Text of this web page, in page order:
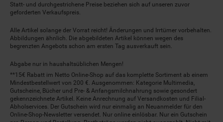
Statt- und durchgestrichene Preise beziehen sich auf unseren zuvor
geforderten Verkaufspreis.
Alle Artikel solange der Vorrat reicht! Änderungen und Irrtümer vorbehalten.
Abbildungen ähnlich. Die abgebildeten Artikel können wegen des
begrenzten Angebots schon am ersten Tag ausverkauft sein.
Abgabe nur in haushaltsüblichen Mengen!
**15€ Rabatt im Netto Online-Shop auf das komplette Sortiment ab einem
Mindestbestellwert von 200 €. Ausgenommen: Kategorie Multimedia,
Gutscheine, Bücher und Pre- & Anfangsmilchnahrung sowie gesondert
gekennzeichnete Artikel. Keine Anrechnung auf Versandkosten und Filial-
Abholservices. Der Gutschein wird nur einmalig an Neuanmelder für den
Online-Shop-Newsletter versendet. Nur online einlösbar. Nur ein Gutschein